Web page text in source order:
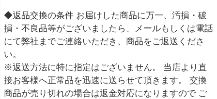
◆返品交換の条件 お届けした商品に万一、汚損・破
損・不良品等がございましたら、メールもしくは電話
にて弊社までご連絡いただき、商品をご返送くださ
い。
※返送方法に特に指定はございません。 当店より直
接お客様へ正常品を迅速に送らせて頂きます。 交換
商品が売り切れの場合は返金対応になりますので ご